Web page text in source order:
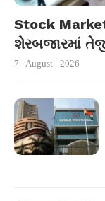
Stock
શેરબજારમાં
7 - August - 2026